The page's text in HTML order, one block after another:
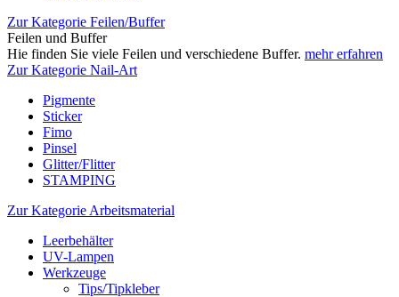
Zur Kategorie Feilen/Buffer
Feilen und Buffer
Hie finden Sie viele Feilen und verschiedene Buffer. mehr erfahren
Zur Kategorie Nail-Art
Pigmente
Sticker
Fimo
Pinsel
Glitter/Flitter
STAMPING
Zur Kategorie Arbeitsmaterial
Leerbehälter
UV-Lampen
Werkzeuge
Tips/Tipkleber